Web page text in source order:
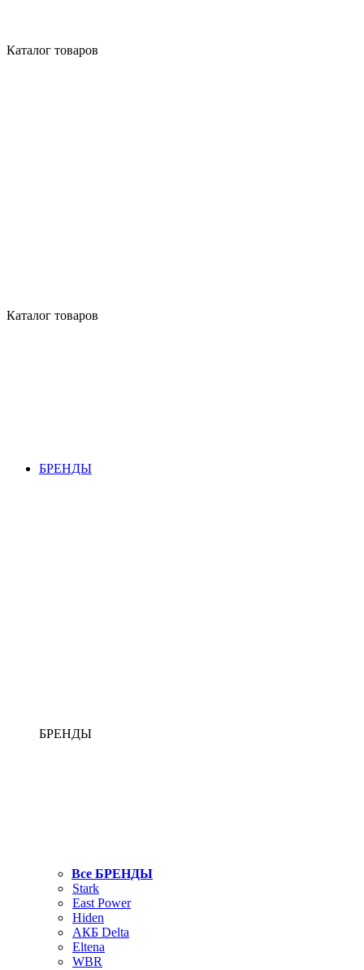
Каталог товаров
Каталог товаров
БРЕНДЫ
БРЕНДЫ
Все БРЕНДЫ
Stark
East Power
Hiden
АКБ Delta
Eltena
WBR